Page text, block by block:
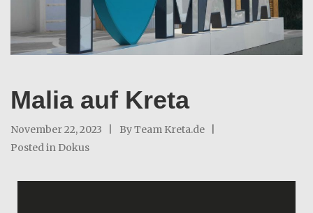
Malia auf Kreta
November 22, 2023 ByTeam Kreta.de
Posted in Dokus